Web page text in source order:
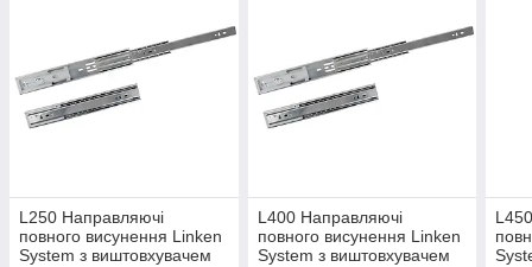
L250 Направляючі
повного висунення Linken
System з виштовхувачем
L400 Направляючі
повного висунення Linken
System з виштовхувачем